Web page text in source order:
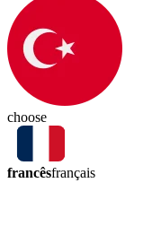
choose
francêsfrançais